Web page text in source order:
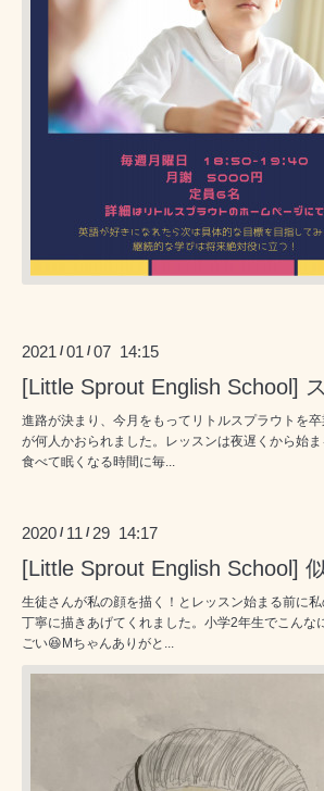
2021 /01 /07 14:15
[Little Sprout English School]
進路が決まり、今月をもってリトルスプラウトを
が何人かおられました。レッスンは夜遅くから始
食べて眠くなる時間に毎...
2020 / 11 / 29 14:17
[Little Sprout English School]
生徒さんが私の顔を描く！とレッスン始まる前に
丁寧に描きあげてくれました。小学2年生でこんな
ごい😆Mちゃんありがと...